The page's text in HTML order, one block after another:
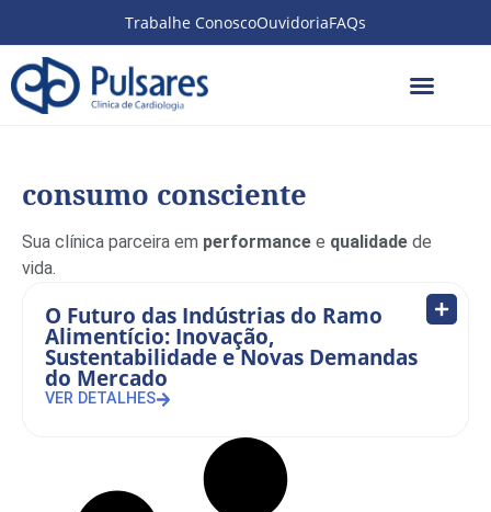
Trabalhe ConoscoOuvidoriaFAQs
consumo consciente
Sua clínica parceira em performance e qualidade de
vida.
O Futuro das Indústrias do Ramo
Alimentício: Inovação,
Sustentabilidade e Novas Demandas
do Mercado
VER DETALHES